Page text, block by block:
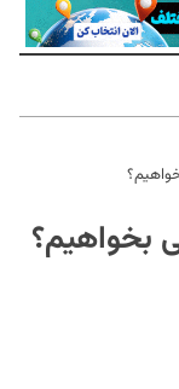
بخواهیم؟